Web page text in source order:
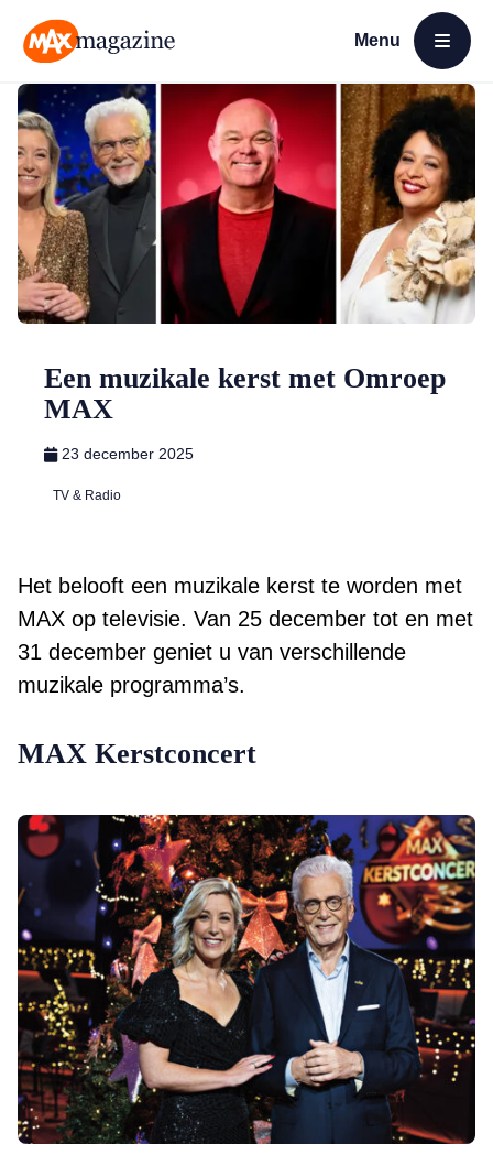
Menu
Open menu
Een muzikale kerst met Omroep
MAX
23 december 2025
TV & Radio
Het belooft een muzikale kerst te worden met
MAX op televisie. Van 25 december tot en met
31 december geniet u van verschillende
muzikale programma’s.
MAX Kerstconcert